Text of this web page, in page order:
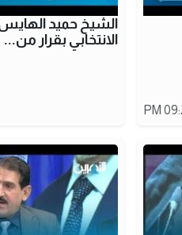
الشيخ حميد
الانتخابي بقرار من...